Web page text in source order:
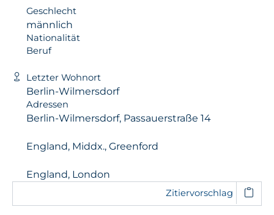
Geschlecht
männlich
Nationalität
Beruf
Letzter Wohnort
Berlin-Wilmersdorf
Adressen
Berlin-Wilmersdorf, Passauerstraße 14
England, Middx., Greenford
England, London
Zitiervorschlag